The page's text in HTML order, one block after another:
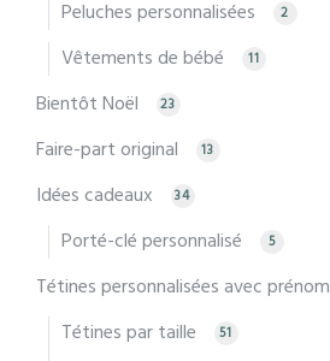
Peluches personnalisées 2
Vêtements de bébé 11
Bientôt Noël 23
Faire-part original 13
Idées cadeaux 34
Porté-clé personnalisé 5
Tétines personnalisées avec prénom
Tétines par taille 51